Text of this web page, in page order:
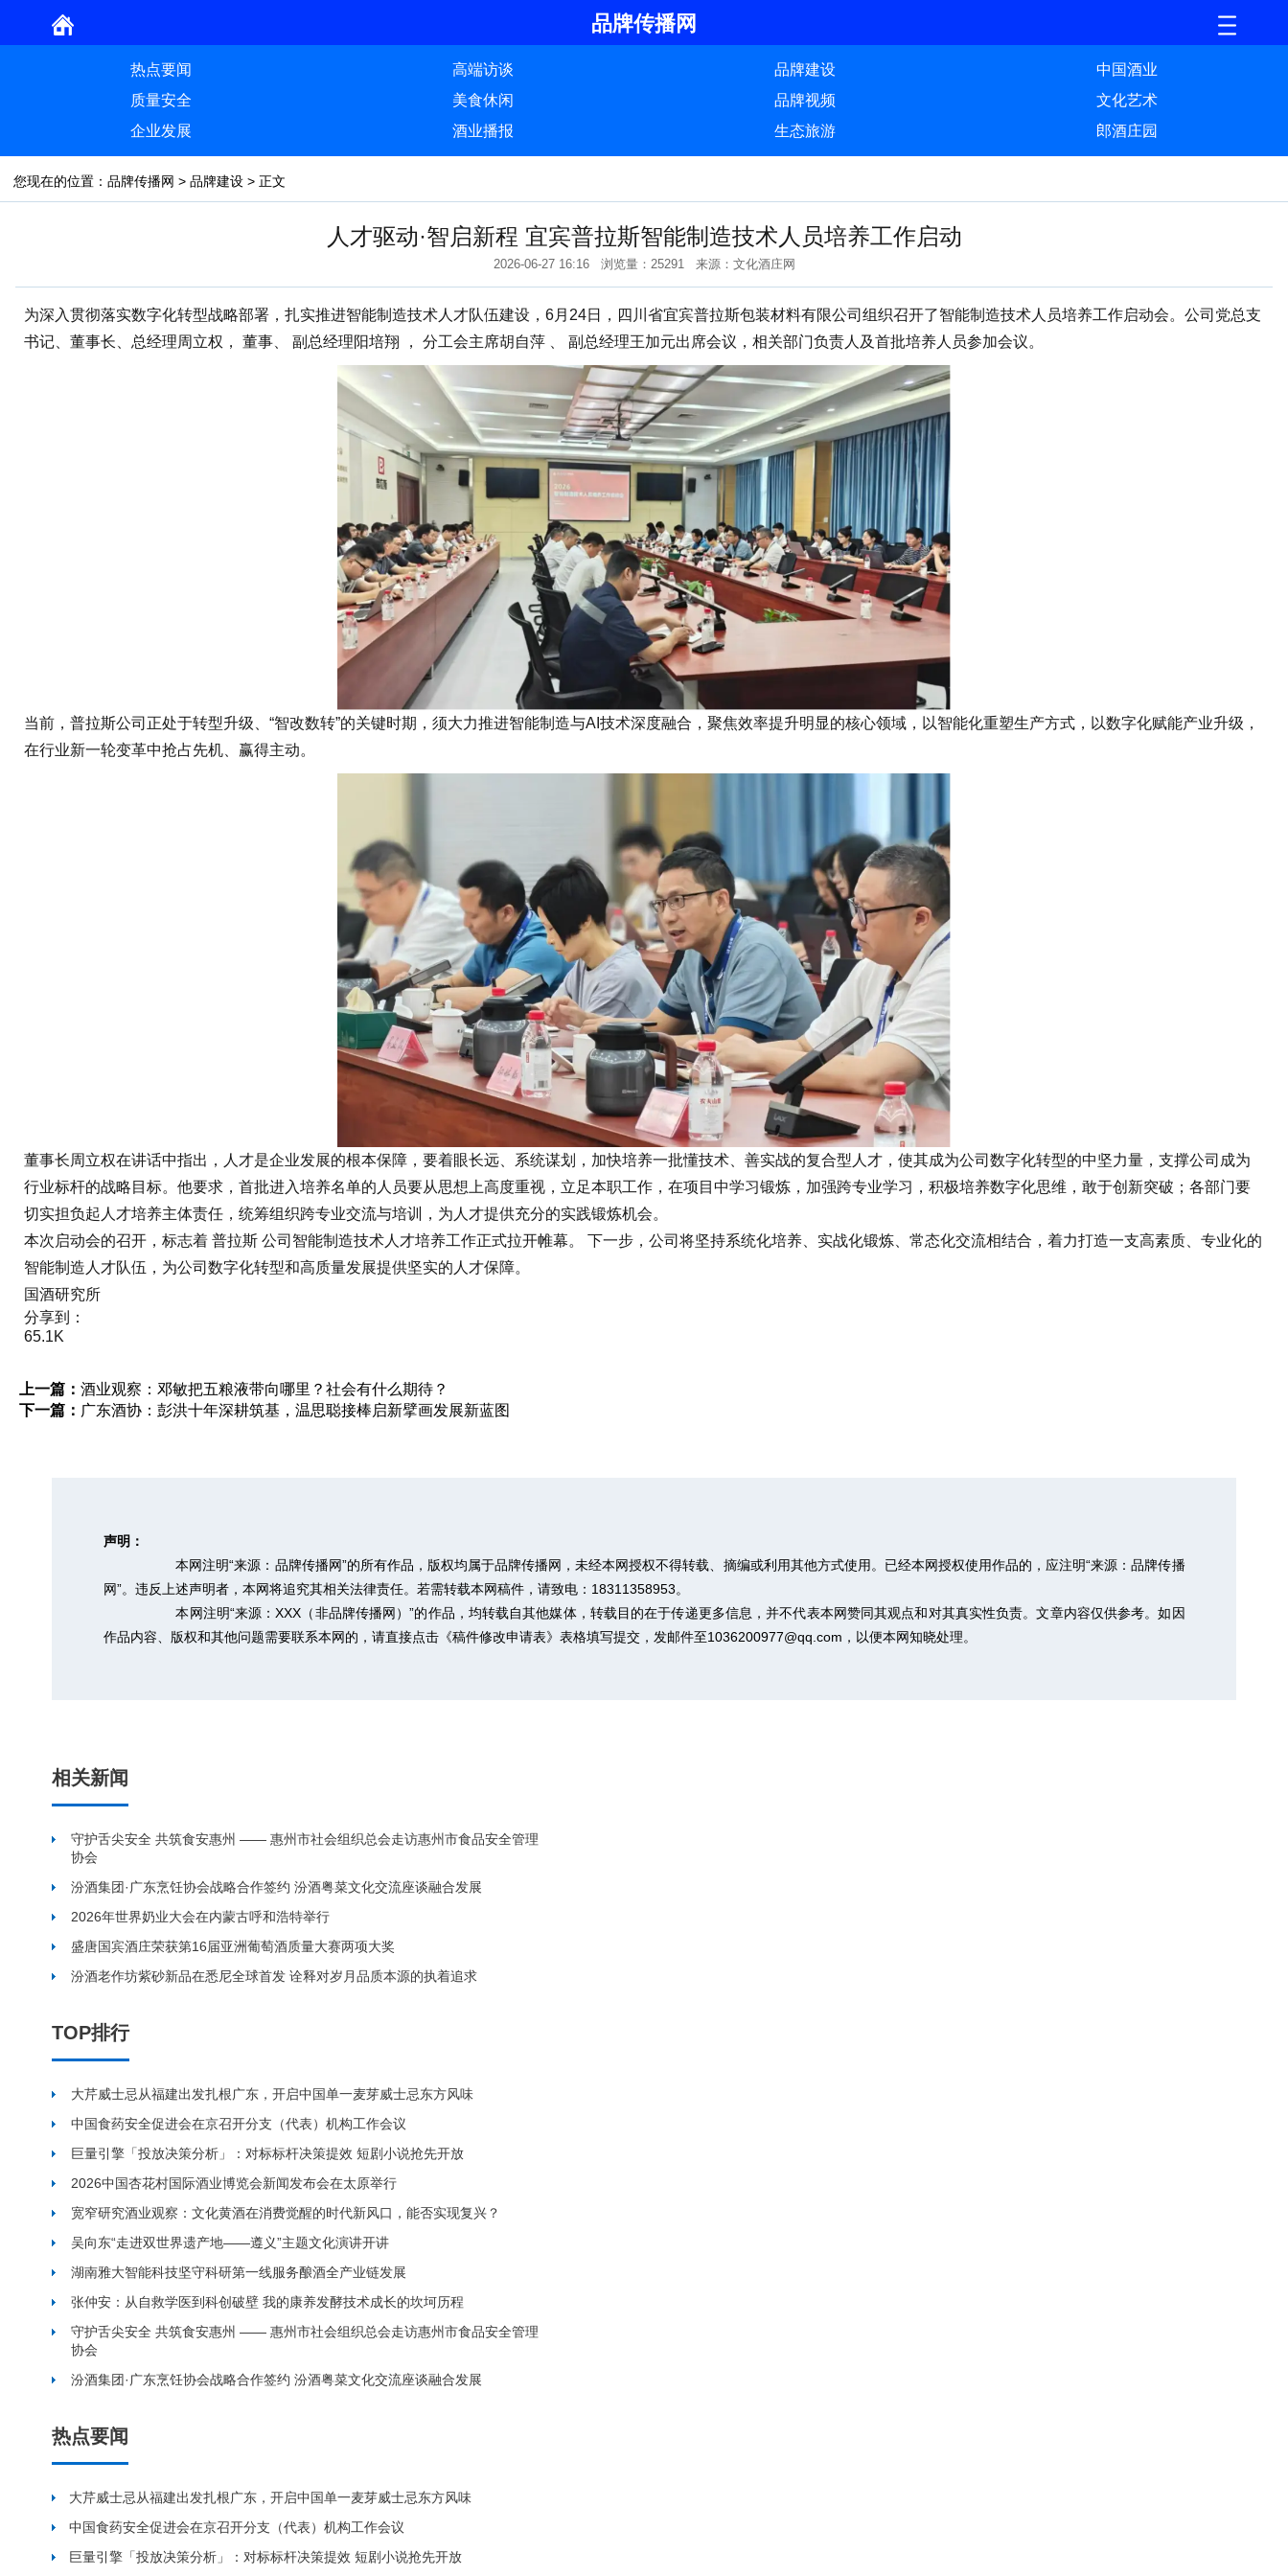
品牌传播网
热点要闻 高端访谈 品牌建设
中国酒业
质量安全
美食休闲 品牌视频
文化艺术
企业发展
酒业播报 生态旅游 郎酒庄园
您现在的位置： 品牌传播网 > 品牌建设 > 正文
人才驱动·智启新程 宜宾普拉斯智能制造技术人员培养工作启动
2026-06-27 16:16 浏览量：25291 来源：文化酒庄网
为深入贯彻落实数字化转型战略部署，扎实推进智能制造技术人才队伍建设，6月24日，四川省宜宾普拉斯包装材料有限公司组织召开了智能制造技术人员培养工作启动会。公司党总支
书记、董事长、总经理周立权， 董事、 副总经理阳培翔 ， 分工会主席胡自萍 、 副总经理王加元出席会议，相关部门负责人及首批培养人员参加会议。
当前，普拉斯公司正处于转型升级、“智改数转”的关键时期，须大力推进智能制造与AI技术深度融合，聚焦效率提升明显的核心领域，以智能化重塑生产方式，以数字化赋能产业升级，
在行业新一轮变革中抢占先机、赢得主动。
董事长周立权在讲话中指出，人才是企业发展的根本保障，要着眼长远、系统谋划，加快培养一批懂技术、善实战的复合型人才，使其成为公司数字化转型的中坚力量，支撑公司成为
行业标杆的战略目标。他要求，首批进入培养名单的人员要从思想上高度重视，立足本职工作，在项目中学习锻炼，加强跨专业学习，积极培养数字化思维，敢于创新突破；各部门要
切实担负起人才培养主体责任，统筹组织跨专业交流与培训，为人才提供充分的实践锻炼机会。
本次启动会的召开，标志着 普拉斯 公司智能制造技术人才培养工作正式拉开帷幕。 下一步，公司将坚持系统化培养、实战化锻炼、常态化交流相结合，着力打造一支高素质、专业化的
智能制造人才队伍，为公司数字化转型和高质量发展提供坚实的人才保障。
国酒研究所
分享到：
65.1K
上一篇： 酒业观察：邓敏把五粮液带向哪里？社会有什么期待？
下一篇： 广东酒协：彭洪十年深耕筑基，温思聪接棒启新擘画发展新蓝图
声明：
本网注明“来源：品牌传播网”的所有作品，版权均属于品牌传播网，未经本网授权不得转载、摘编或利用其他方式使用。已经本网授权使用作品的，应注明“来源：品牌传播
网”。违反上述声明者，本网将追究其相关法律责任。若需转载本网稿件，请致电：18311358953。
本网注明“来源：XXX（非品牌传播网）”的作品，均转载自其他媒体，转载目的在于传递更多信息，并不代表本网赞同其观点和对其真实性负责。文章内容仅供参考。如因
作品内容、版权和其他问题需要联系本网的，请直接点击《稿件修改申请表》 表格填写提交，发邮件至1036200977@qq.com，以便本网知晓处理。
相关新闻
守护舌尖安全 共筑食安惠州 —— 惠州市社会组织总会走访惠州市食品安全管理
协会
汾酒集团·广东烹饪协会战略合作签约 汾酒粤菜文化交流座谈融合发展
2026年世界奶业大会在内蒙古呼和浩特举行
盛唐国宾酒庄荣获第16届亚洲葡萄酒质量大赛两项大奖
汾酒老作坊紫砂新品在悉尼全球首发 诠释对岁月品质本源的执着追求
TOP排行
大芹威士忌从福建出发扎根广东，开启中国单一麦芽威士忌东方风味
中国食药安全促进会在京召开分支（代表）机构工作会议
巨量引擎「投放决策分析」：对标标杆决策提效 短剧小说抢先开放
2026中国杏花村国际酒业博览会新闻发布会在太原举行
宽窄研究酒业观察：文化黄酒在消费觉醒的时代新风口，能否实现复兴？
吴向东“走进双世界遗产地——遵义”主题文化演讲开讲
湖南雅大智能科技坚守科研第一线服务酿酒全产业链发展
张仲安：从自救学医到科创破壁 我的康养发酵技术成长的坎坷历程
守护舌尖安全 共筑食安惠州 —— 惠州市社会组织总会走访惠州市食品安全管理
协会
汾酒集团·广东烹饪协会战略合作签约 汾酒粤菜文化交流座谈融合发展
热点要闻
大芹威士忌从福建出发扎根广东，开启中国单一麦芽威士忌东方风味
中国食药安全促进会在京召开分支（代表）机构工作会议
巨量引擎「投放决策分析」：对标标杆决策提效 短剧小说抢先开放